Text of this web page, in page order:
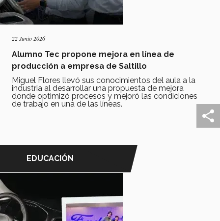
22 Junio 2026
Alumno Tec propone mejora en línea de
producción a empresa de Saltillo
Miguel Flores llevó sus conocimientos del aula a la
industria al desarrollar una propuesta de mejora
donde optimizó procesos y mejoró las condiciones
de trabajo en una de las líneas.
EDUCACIÓN